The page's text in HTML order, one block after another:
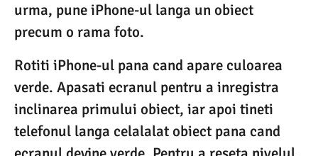
urma, pune iPhone-ul langa un obiect
precum o rama foto.
Rotiti iPhone-ul pana cand apare culoarea
verde. Apasati ecranul pentru a inregistra
inclinarea primului obiect, iar apoi tineti
telefonul langa celalalat obiect pana cand